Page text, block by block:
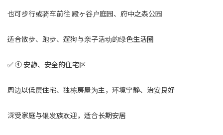
也可步行或骑车前往 殿ヶ谷户庭园、府中之森公园
适合散步、跑步、遛狗与亲子活动的绿色生活圈
✅ ④ 安静、安全的住宅区
周边以低层住宅、独栋房屋为主，环境宁静、治安良好
深受家庭与银发族欢迎，适合长期安居